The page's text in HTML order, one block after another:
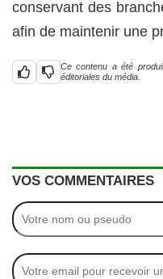
conservant des
afin de maintenir une
Ce contenu a été
éditoriales du média.
VOS COMMENTAIRES